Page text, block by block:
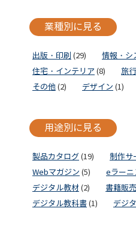
業種別に見る
出版・印刷 (29)
情報・シ
住宅・インテリア (8)
旅
その他 (2) デザイン (1)
用途別に見る
製品カタログ (19)
制作サ
Webマガジン (5)
eラーニ
デジタル教材 (2)
書籍販売
デジタル教科書 (1) デジ